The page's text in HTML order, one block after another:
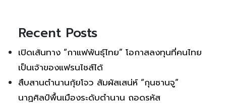
Recent Posts
เปิดเส้นทาง “กาแฟพันธุ์ไทย” โอกาสลงทุนที่คนไทย
เป็นเจ้าของแฟรนไชส์ได้
สืบสานตำนานกุ้ยโจว สัมผัสเสน่ห์ “กุนซานจู”
นาฏศิลป์พื้นเมืองระดับตำนาน ถอดรหัส